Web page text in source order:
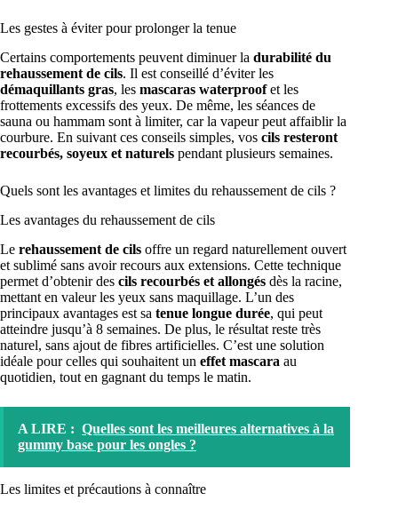
Les gestes à éviter pour prolonger la tenue
Certains comportements peuvent diminuer la durabilité du
rehaussement de cils. Il est conseillé d’éviter les
démaquillants gras, les mascaras waterproofet les
frottements excessifs des yeux. De même, les séances de
sauna ou hammam sont à limiter, car la vapeur peut affaiblir la
courbure. En suivant ces conseils simples, vos cils resteront
recourbés, soyeux et naturels pendant plusieurs semaines.
Quels sont les avantages et limites du rehaussement de cils ?
Les avantages du rehaussement de cils
Le rehaussement de cils offre un regard naturellement ouvert
et sublimé sans avoir recours aux extensions. Cette technique
permet d’obtenir des cils recourbés et allongés dès la racine,
mettant en valeur les yeux sans maquillage. L’un des
principaux avantages est sa tenue longue durée, qui peut
atteindre jusqu’à 8 semaines. De plus, le résultat reste très
naturel, sans ajout de fibres artificielles. C’est une solution
idéale pour celles qui souhaitent un effet mascara au
quotidien, tout en gagnant du temps le matin.
A LIRE : Quelles sont les meilleures alternatives à la
gummy base pour les ongles ?
Les limites et précautions à connaître